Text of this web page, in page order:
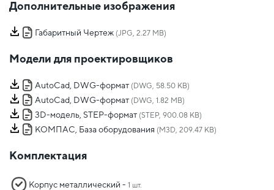
Дополнительные изображения
Габаритный Чертеж (JPG, 2.27 MB)
Модели для проектировщиков
AutoCad, DWG-формат (DWG, 58.50 KB)
AutoCad, DWG-формат (DWG, 1.82 MB)
3D-модель, STEP-формат (STEP, 900.08 KB)
КОМПАС, База оборудования (M3D, 209.47 KB)
Комплектация
Корпус металлический - 1 шт.